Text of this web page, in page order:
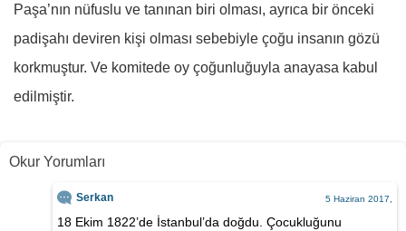
Paşa’nın nüfuslu ve tanınan biri olması, ayrıca bir önceki
padişahı deviren kişi olması sebebiyle çoğu insanın gözü
korkmuştur. Ve komitede oy çoğunluğuyla anayasa kabul
edilmiştir.
Okur Yorumları
Serkan 5 Haziran 2017,
18 Ekim 1822’de İstanbul’da doğdu. Çocukluğunu